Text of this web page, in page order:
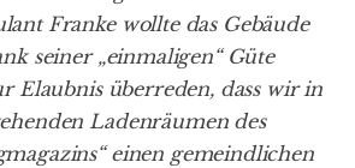
Franke wollte das Gebäude
seiner „einmaligen“ Güte
Elaubnis überreden, dass wir in
Ladenräumen des
einen gemeindlichen